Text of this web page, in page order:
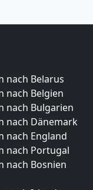
nach Belarus
nach Belgien
nach Bulgarien
nach Dänemark
nach England
nach Portugal
nach Bosnien